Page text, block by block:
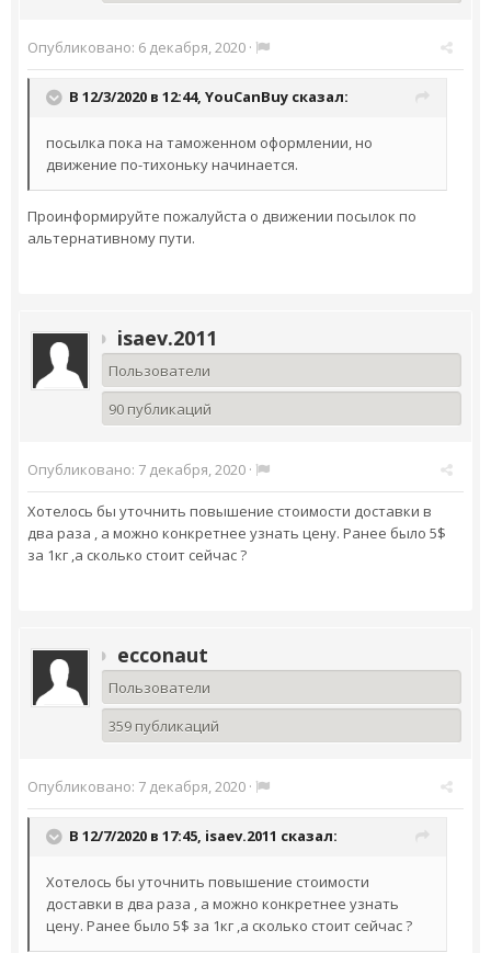
Опубликовано: 6 декабря, 2020 ·
В 12/3/2020 в 12:44, YouCanBuy сказал:
посылка пока на таможенном оформлении, но
движение по-тихоньку начинается.
Проинформируйте пожалуйста о движении посылок по
альтернативному пути.
isaev.2011
Пользователи
90 публикаций
Опубликовано: 7 декабря, 2020 ·
Хотелось бы уточнить повышение стоимости доставки в
два раза , а можно конкретнее узнать цену. Ранее было 5$
за 1кг ,а сколько стоит сейчас ?
ecconaut
Пользователи
359 публикаций
Опубликовано: 7 декабря, 2020 ·
В 12/7/2020 в 17:45, isaev.2011 сказал:
Хотелось бы уточнить повышение стоимости
доставки в два раза , а можно конкретнее узнать
цену. Ранее было 5$ за 1кг ,а сколько стоит сейчас ?